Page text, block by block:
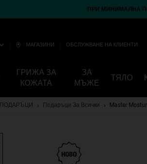
ПРИ МИНИМАЛНА
МАГАЗИНИ ОБСЛУЖВАНЕ НА КЛИЕНТИ
ГРИЖА ЗА
КОЖАТА
ЗА
МЪЖЕ
ТЯЛО
ПОДАРЪЦИ Подаръци За Всички Master